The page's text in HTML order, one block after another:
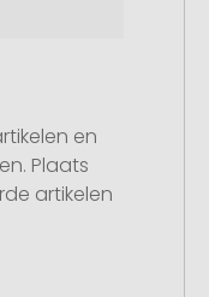
en
Plaats
artikelen